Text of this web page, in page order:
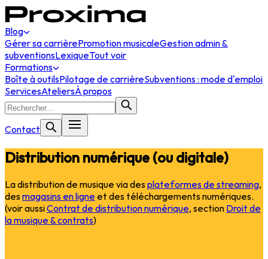
Blog
Gérer sa carrièrePromotion musicaleGestion admin &
subventionsLexiqueTout voir
Formations
Boîte à outilsPilotage de carrièreSubventions : mode d'emploi
ServicesAteliersÀ propos
Contact
Distribution numérique (ou digitale)
La distribution de musique via desplateformes de streaming,
desmagasins en ligne et des téléchargements numériques.
(voir aussiContrat de distribution numérique, section Droit de
la musique & contrats)